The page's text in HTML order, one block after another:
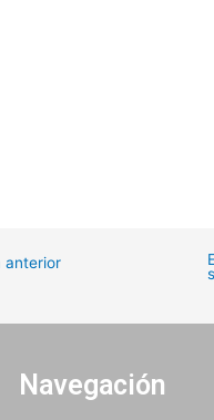
anterior
Navegación